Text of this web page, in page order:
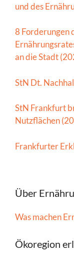
und des
8 Forderungen
an die Stadt
StN Dt.
StN Frankfurt
Nutzflächen
Frankfurter
Über
Was machen
Ökoregion